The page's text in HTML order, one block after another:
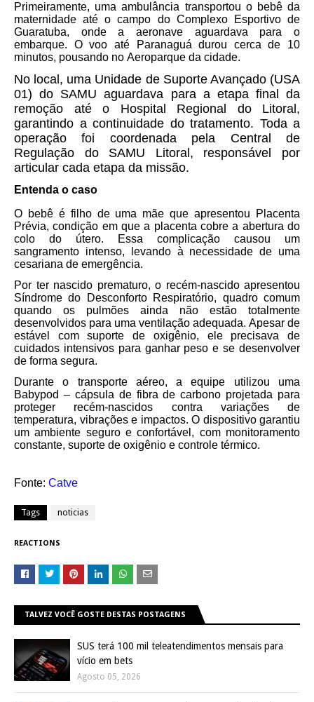
Primeiramente, uma ambulância transportou o bebê da
maternidade até o campo do Complexo Esportivo de
Guaratuba, onde a aeronave aguardava para o
embarque. O voo até Paranaguá durou cerca de 10
minutos, pousando no Aeroparque da cidade.
No local, uma Unidade de Suporte Avançado (USA
01) do SAMU aguardava para a etapa final da
remoção até o Hospital Regional do Litoral,
garantindo a continuidade do tratamento. Toda a
operação foi coordenada pela Central de
Regulação do SAMU Litoral, responsável por
articular cada etapa da missão.
Entenda o caso
O bebê é filho de uma mãe que apresentou Placenta
Prévia, condição em que a placenta cobre a abertura do
colo do útero. Essa complicação causou um
sangramento intenso, levando à necessidade de uma
cesariana de emergência.
Por ter nascido prematuro, o recém-nascido apresentou
Síndrome do Desconforto Respiratório, quadro comum
quando os pulmões ainda não estão totalmente
desenvolvidos para uma ventilação adequada. Apesar de
estável com suporte de oxigênio, ele precisava de
cuidados intensivos para ganhar peso e se desenvolver
de forma segura.
Durante o transporte aéreo, a equipe utilizou uma
Babypod – cápsula de fibra de carbono projetada para
proteger recém-nascidos contra variações de
temperatura, vibrações e impactos. O dispositivo garantiu
um ambiente seguro e confortável, com monitoramento
constante, suporte de oxigênio e controle térmico.
Fonte: Catve
Tags noticias
REACTIONS
TALVEZ VOCÊ GOSTE DESTAS POSTAGENS
SUS terá 100 mil teleatendimentos mensais para
vício em bets
Agosto 05, 2026